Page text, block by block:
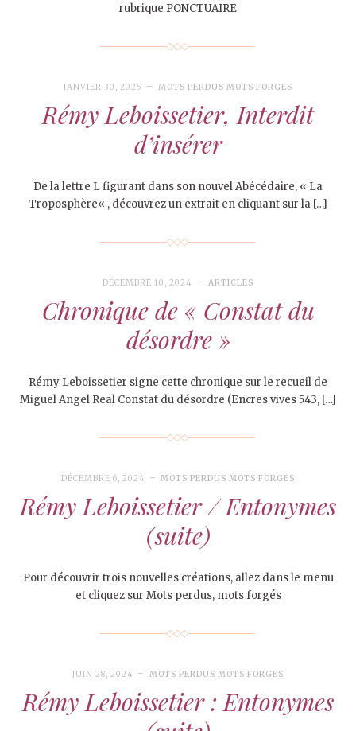
rubrique PONCTUAIRE
JANVIER 30, 2025 MOTS PERDUS MOTS FORGES
Rémy Leboissetier, Interdit
d’insérer
De la lettre L figurant dans son nouvel Abécédaire, « La
Troposphère« , découvrez un extrait en cliquant sur la […]
DÉCEMBRE 10, 2024 ARTICLES
Chronique de « Constat du
désordre »
Rémy Leboissetier signe cette chronique sur le recueil de
Miguel Angel Real Constat du désordre (Encres vives 543, […]
DÉCEMBRE 6, 2024 MOTS PERDUS MOTS FORGES
Rémy Leboissetier / Entonymes
(suite)
Pour découvrir trois nouvelles créations, allez dans le menu
et cliquez sur Mots perdus, mots forgés
JUIN 28, 2024 MOTS PERDUS MOTS FORGES
Rémy Leboissetier : Entonymes